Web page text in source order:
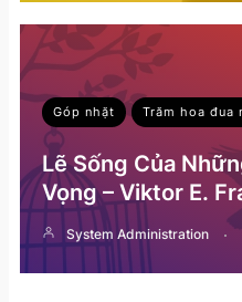
Góp nhặt Trăm hoa đua
Lẽ Sống Của
Vọng – Viktor E.
System Administration